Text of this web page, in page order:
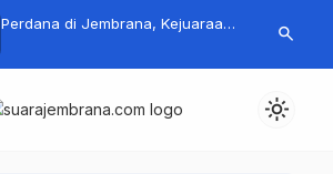
Perdana di Jembrana, Kejuaraan
Pasar
Tembus
search
light_mode